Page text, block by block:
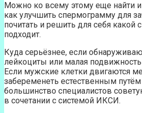
Можно ко всему этому еще найти
как улучшить спермограмму для
почитать и решить для себя какой
подходит.
Куда серьёзнее, если
лейкоциты или малая
Если мужские клетки двигаются
забеременеть естественным
большинство специалистов
в сочетании с системой ИКСИ.